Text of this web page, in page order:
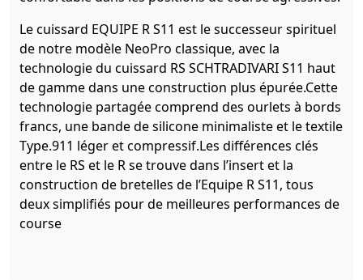
Le cuissard EQUIPE R S11 est le successeur spirituel
de notre modèle NeoPro classique, avec la
technologie du cuissard RS SCHTRADIVARI S11 haut
de gamme dans une construction plus épurée.Cette
technologie partagée comprend des ourlets à bords
francs, une bande de silicone minimaliste et le textile
Type.911 léger et compressif.Les différences clés
entre le RS et le R se trouve dans l’insert et la
construction de bretelles de l’Equipe R S11, tous
deux simplifiés pour de meilleures performances de
course